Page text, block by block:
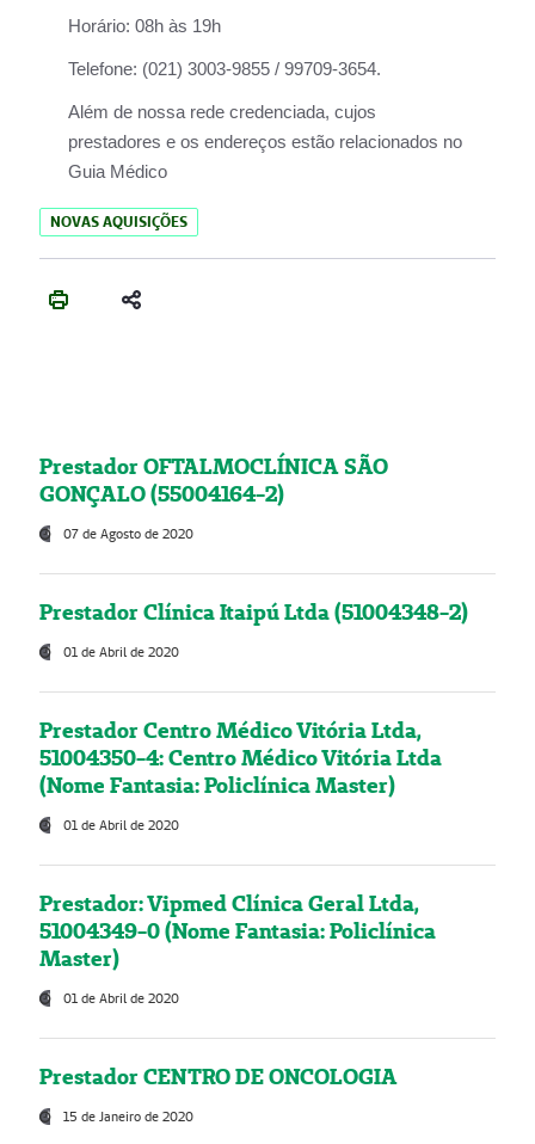
Horário: 08h às 19h
Telefone: (021) 3003-9855 / 99709-3654.
Além de nossa rede credenciada, cujos
prestadores e os endereços estão relacionados no
Guia Médico
NOVAS AQUISIÇÕES
Prestador OFTALMOCLÍNICA SÃO
GONÇALO (55004164-2)
07 de Agosto de 2020
Prestador Clínica Itaipú Ltda (51004348-2)
01 de Abril de 2020
Prestador Centro Médico Vitória Ltda,
51004350-4: Centro Médico Vitória Ltda
(Nome Fantasia: Policlínica Master)
01 de Abril de 2020
Prestador: Vipmed Clínica Geral Ltda,
51004349-0 (Nome Fantasia: Policlínica
Master)
01 de Abril de 2020
Prestador CENTRO DE ONCOLOGIA
15 de Janeiro de 2020